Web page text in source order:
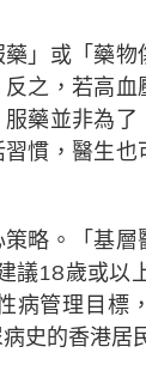
」或「藥
之，若高
藥並非為
慣，醫生
略。「基
議18歲或以
病管理目標
史的香港居